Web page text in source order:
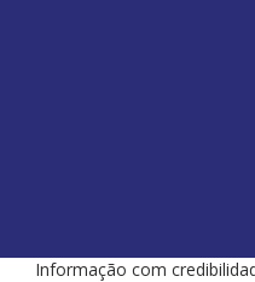
Informação com